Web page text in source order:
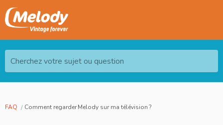
Cherchez votre sujet ou question
FAQ Comment regarder Melody sur ma télévision ?